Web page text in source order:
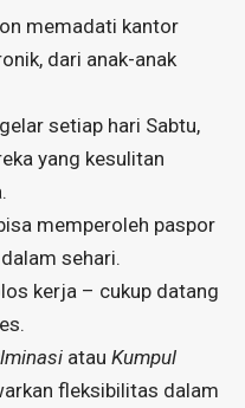
memadati kantor
dari anak-anak
setiap hari Sabtu,
yang kesulitan
memperoleh paspor
sehari.
kerja – cukup datang
atau Kumpul
fleksibilitas dalam